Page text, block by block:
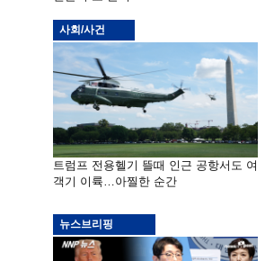
사회/사건
트럼프 전용헬기 뜰때 인근 공항서도 여
객기 이륙…아찔한 순간
뉴스브리핑